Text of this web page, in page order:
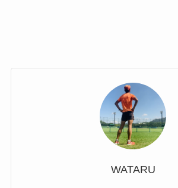
WATARU